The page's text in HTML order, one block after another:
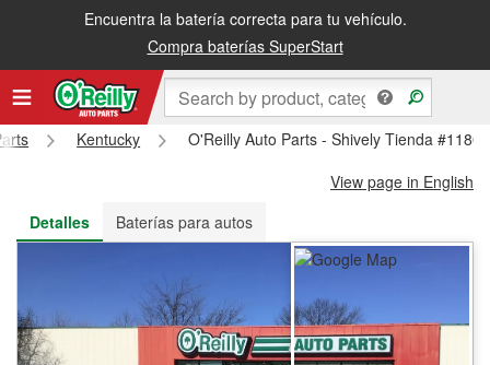
Encuentra la batería correcta para tu vehículo.
Compra baterías SuperStart
Recibe tu orden gratis al día siguiente o recógela en la tienda
Kentucky
O'Reilly Auto Parts - Shively Tienda #1180
View page in English
Detalles
Baterías para autos